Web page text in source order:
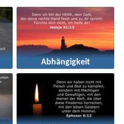
Abhängigkeit